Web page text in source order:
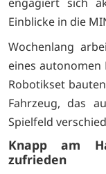
Einblicke in die
Wochenlang
eines autonomen
Robotikset
Fahrzeug, das
Spielfeld
Knapp am
zufrieden